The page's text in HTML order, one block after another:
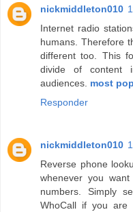
nickmiddleton010
Internet radio
humans. Therefore
different too. This
divide of content
audiences. most
Responder
nickmiddleton010
Reverse phone
whenever you
numbers. Simply
WhoCall if you are